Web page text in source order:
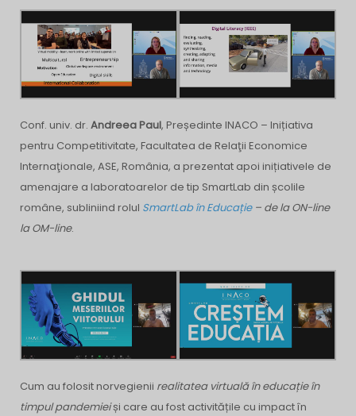
Conf. univ. dr. Andreea Paul, Președinte INACO – Inițiativa
pentru Competitivitate, Facultatea de Relaţii Economice
Internaţionale, ASE, România, a prezentat apoi inițiativele de
amenajare a laboratoarelor de tip SmartLab din școlile
române, subliniind rolul SmartLab în Educație– de la ON-line
la OM-line.
Cum au folosit norvegienii realitatea virtuală în educație în
timpul pandemieiși care au fost activitățile cu impact în